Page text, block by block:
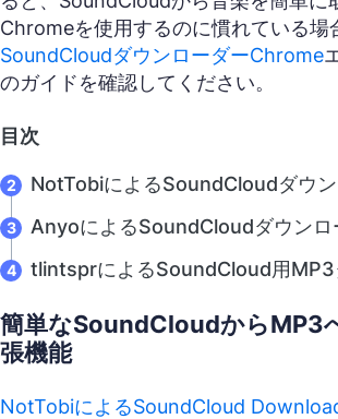
Chromeを使用するのに慣れている場
SoundCloudダウンローダーChrome
のガイドを確認してください。
目次
NotTobiによるSoundCloudダウ
AnyoによるSoundCloudダウンロ
tlintsprによるSoundCloud用MP3
簡単なSoundCloudからMP3
張機能
NotTobiによるSoundCloud